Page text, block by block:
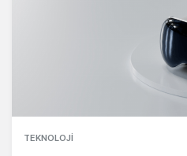
TEKNOLOJI